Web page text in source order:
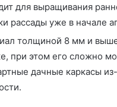
для выращивания
рассады уже в начале
толщиной 8 мм и выше
при этом его сложно
дачные каркасы